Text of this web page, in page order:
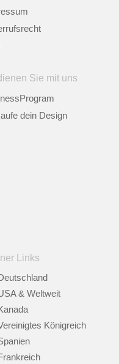
Sie mit uns
dein Design
Links
& Weltweit
Königreich